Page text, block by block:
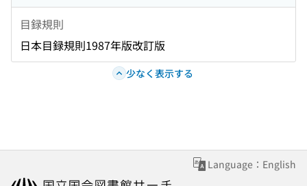
目録規則
日本目録規則1987年版改訂版
少なく表示する
Language：English